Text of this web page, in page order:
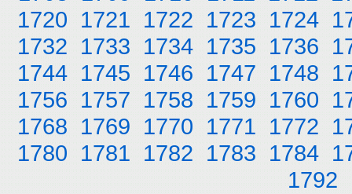
1720 1721 1722 1723 1724
1732 1733 1734 1735 1736
1744 1745 1746 1747 1748
1756 1757 1758 1759 1760
1768 1769 1770 1771 1772
1780 1781 1782 1783 1784
1792